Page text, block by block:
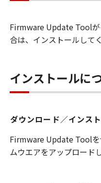
に、本契約の条
エア」を使用さ
べての責任を負
す。 (2) お客様
「本ソフトウエ
せることはでき
(3) お客様は、
または一部を修
Firmware Update Toolが
合は、インストールして
インストールに
ダウンロード／インス
Firmware Update Toolを
ムウエアをアップロード